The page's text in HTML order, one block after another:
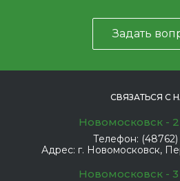
Задать
СВЯЗАТЬСЯ С
Новомосковск -
Телефон:
Адрес: г. Новомосковск,
Новомосковск -